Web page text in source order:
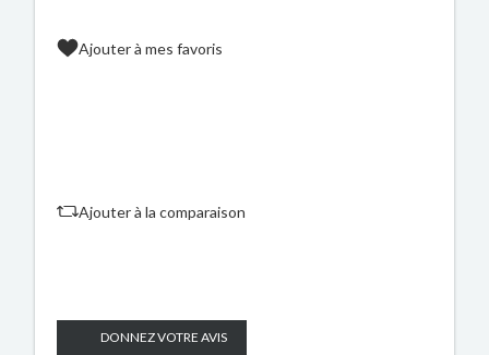
Ajouter à mes favoris
Ajouter à la comparaison
DONNEZ VOTRE AVIS